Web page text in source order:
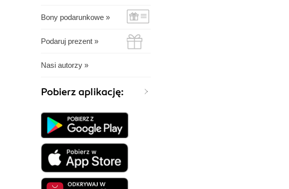
Bony podarunkowe »
Podaruj prezent »
Nasi autorzy »
Pobierz aplikację: